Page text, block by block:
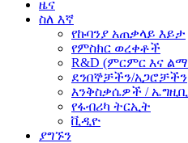
ዜና
ስለ እኛ
የኩባንያ አጠቃላይ እይታ
የምስክር ወረቀቶች
R&D (ምርምር እና
ደንበኞቻችን/አጋሮቻችን
እንቅስቃሴዎች /
የፋብሪካ ትርኢት
ቪዲዮ
ያግኙን